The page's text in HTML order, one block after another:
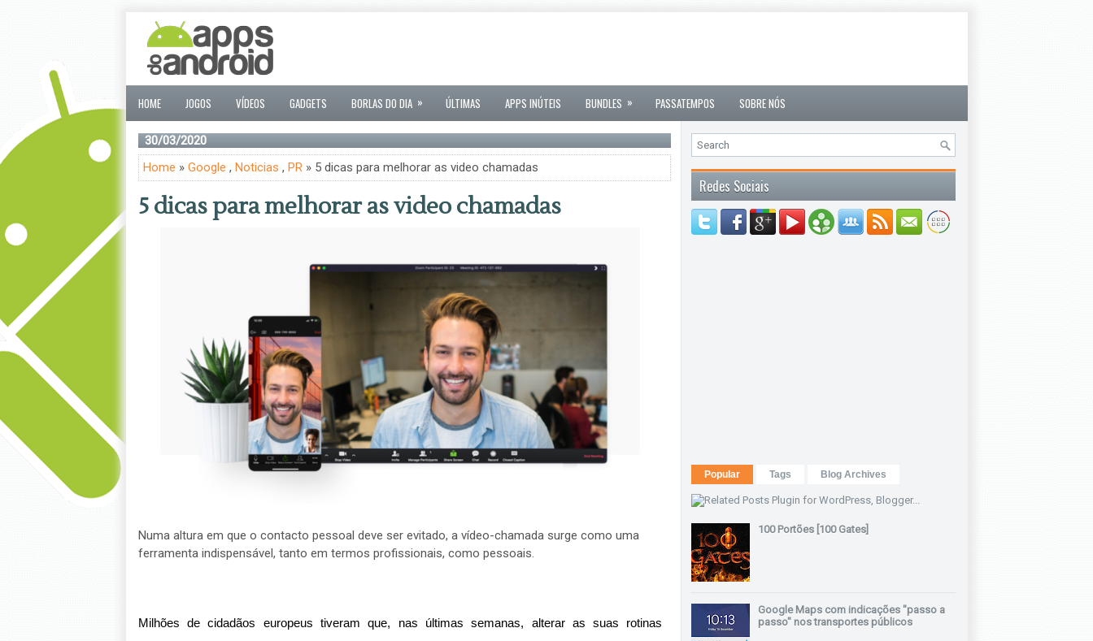
HOME JOGOS VÍDEOS GADGETS BORLAS DO DIA » ÚLTIMAS APPS INÚTEIS BUNDLES » PASSATEMPOS SOBRE NÓS
30/03/2020
Home » Google , Noticias , PR» 5 dicas para melhorar as video chamadas
5 dicas para melhorar as video chamadas
Numa altura em que o contacto pessoal deve ser evitado, a vídeo-chamada surge como uma
ferramenta indispensável, tanto em termos profissionais, como pessoais.
Milhões de cidadãos europeus tiveram que, nas últimas semanas, alterar as suas rotinas
Redes Sociais
Popular Tags Blog Archives
100 Portões [100 Gates]
Google Maps com indicações "passo a
passo" nos transportes públicos